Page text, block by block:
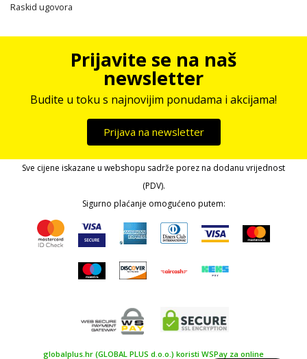
Raskid ugovora
Prijavite se na naš
newsletter
Budite u toku s najnovijim ponudama i akcijama!
Prijava na newsletter
Sve cijene iskazane u webshopu sadrže porez na dodanu vrijednost
(PDV).
Sigurno plaćanje omogućeno putem:
globalplus.hr (GLOBAL PLUS d.o.o.) koristi WSPay za online